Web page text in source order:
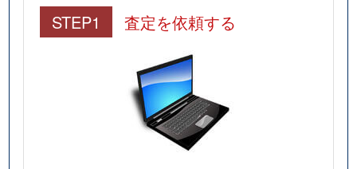
STEP1 査定を依頼する